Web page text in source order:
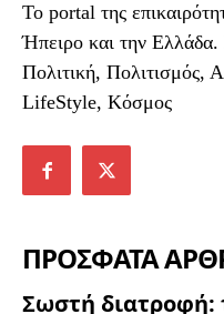
To portal της
Ήπειρο και την Ελλάδα.
Πολιτική, Πολιτισμός,
LifeStyle, Κόσμος
ΠΡΟΣΦΑΤΑ
Σωστή διατροφή: